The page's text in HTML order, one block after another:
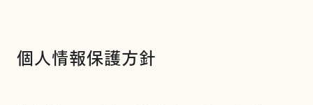
個人情報保護方針